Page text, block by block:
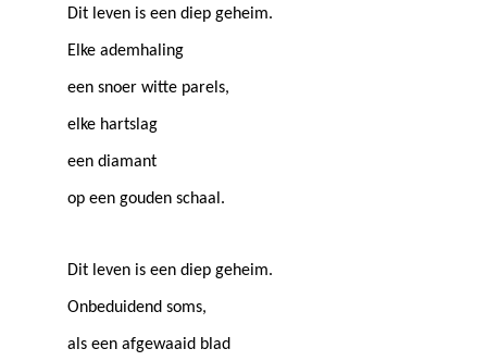
Dit leven is een diep geheim.
Elke ademhaling
een snoer witte parels,
elke hartslag
een diamant
op een gouden schaal.
Dit leven is een diep geheim.
Onbeduidend soms,
als een afgewaaid blad